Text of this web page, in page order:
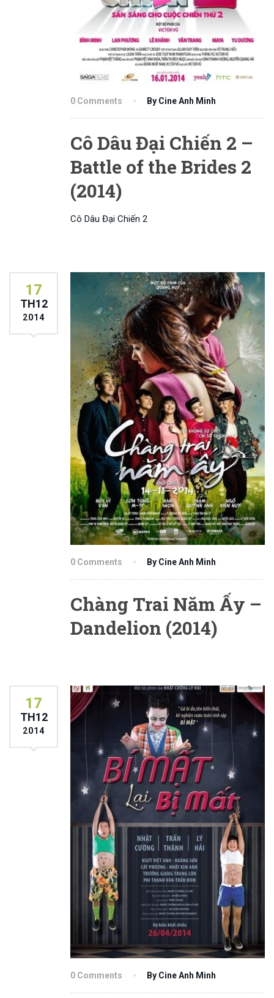
0 Comments By Cine Anh Minh
Cô Dâu Đại Chiến 2 –
Battle of the Brides 2
(2014)
Cô Dâu Đại Chiến 2
17
TH12
2014
0 Comments By Cine Anh Minh
Chàng Trai Năm Ấy –
Dandelion (2014)
17
TH12
2014
0 Comments By Cine Anh Minh